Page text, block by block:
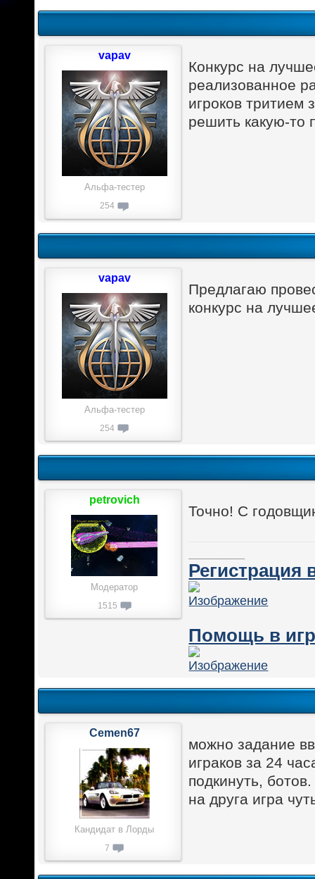
Конкурс на
реализованное
игроков тритием
решить какую-то
vapav
Альфа-тестер
254
Предлагаю
конкурс на
vapav
Альфа-тестер
254
Точно! С
Регистрация
Помощь в
petrovich
Модератор
1515
можно задание
играков за 24
подкинуть,
на друга игра
Cemen67
Кандидат в Лорды
7